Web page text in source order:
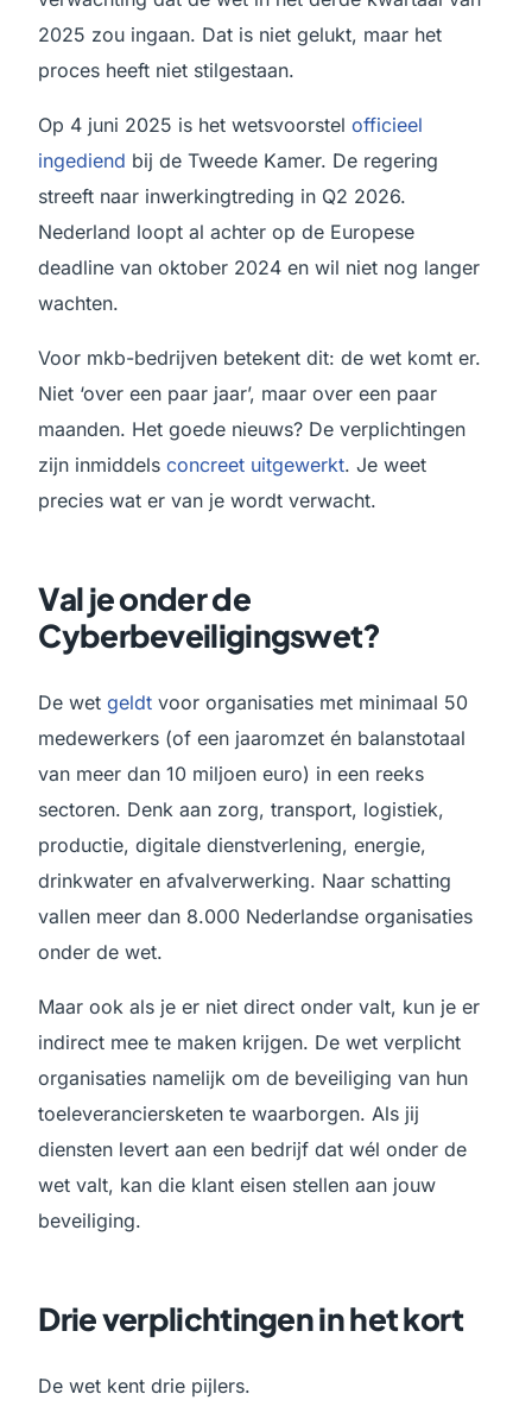
2025 zou ingaan. Dat is niet gelukt, maar het
proces heeft niet stilgestaan.
Op 4 juni 2025 is het wetsvoorstelofficieel
ingediend bij de Tweede Kamer. De regering
streeft naar inwerkingtreding in Q2 2026.
Nederland loopt al achter op de Europese
deadline van oktober 2024 en wil niet nog langer
wachten.
Voor mkb-bedrijven betekent dit: de wet komt er.
Niet ‘over een paar jaar’, maar over een paar
maanden. Het goede nieuws? De verplichtingen
zijn inmiddelsconcreet uitgewerkt. Je weet
precies wat er van je wordt verwacht.
Val je onder de
Cyberbeveiligingswet?
De wetgeldt voor organisaties met minimaal 50
medewerkers (of een jaaromzet én balanstotaal
van meer dan 10 miljoen euro) in een reeks
sectoren. Denk aan zorg, transport, logistiek,
productie, digitale dienstverlening, energie,
drinkwater en afvalverwerking. Naar schatting
vallen meer dan 8.000 Nederlandse organisaties
onder de wet.
Maar ook als je er niet direct onder valt, kun je er
indirect mee te maken krijgen. De wet verplicht
organisaties namelijk om de beveiliging van hun
toeleveranciersketen te waarborgen. Als jij
diensten levert aan een bedrijf dat wél onder de
wet valt, kan die klant eisen stellen aan jouw
beveiliging.
Drie verplichtingen in het kort
De wet kent drie pijlers.